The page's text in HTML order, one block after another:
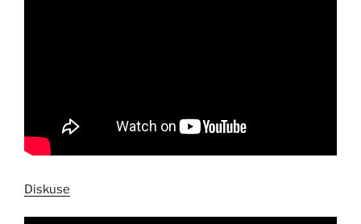
Diskuse